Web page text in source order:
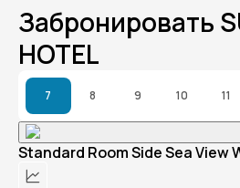
Забронировать
HOTEL
7 8 9 10 11
Standard Room Side Sea View